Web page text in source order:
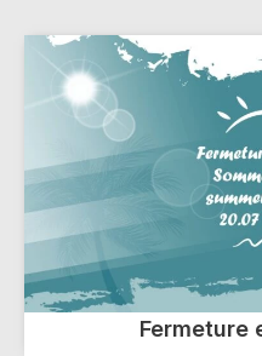
Fermeture